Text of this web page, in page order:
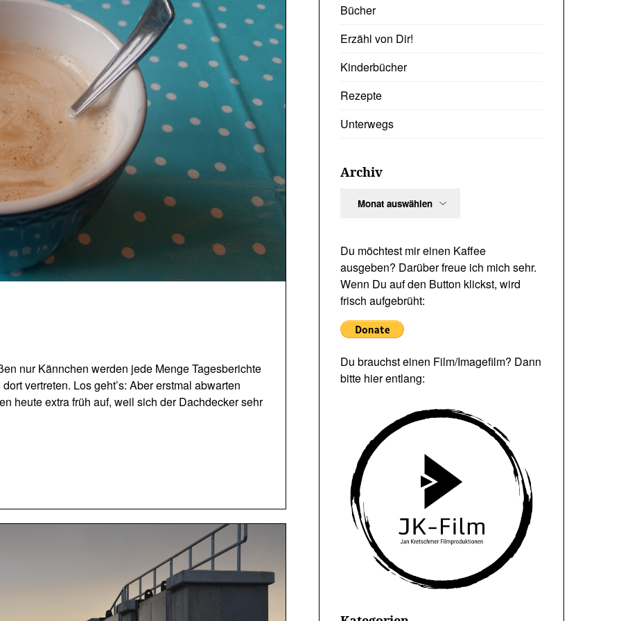
nur Kännchen werden jede Menge Tagesberichte
vertreten. Los geht’s: Aber erstmal abwarten
heute extra früh auf, weil sich der Dachdecker sehr
Bücher
Erzähl von Dir!
Kinderbücher
Rezepte
Unterwegs
Archiv
Du möchtest mir einen Kaffee
ausgeben? Darüber freue ich mich sehr.
Wenn Du auf den Button klickst, wird
frisch aufgebrüht:
Du brauchst einen Film/Imagefilm? Dann
bitte hier entlang: